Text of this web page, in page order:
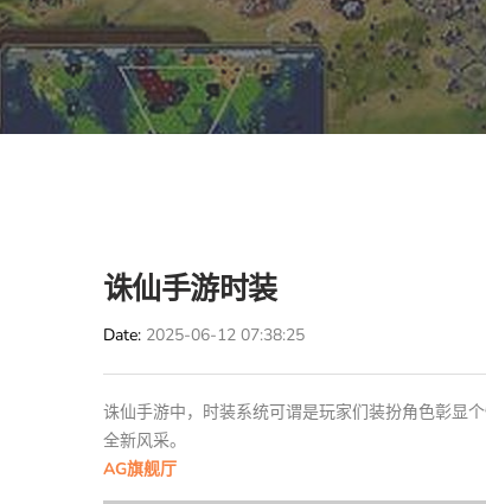
诛仙手游时装
Date 2025-06-12 07:38:25
诛仙手游中，时装系统可谓是玩家们装扮角色彰显
全新风采。
AG旗舰厅